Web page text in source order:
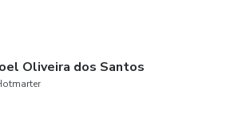
Oliveira dos Santos